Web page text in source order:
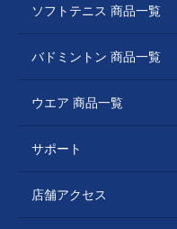
ソフトテニス 商品一覧
バドミントン 商品一覧
ウエア 商品一覧
サポート
店舗アクセス